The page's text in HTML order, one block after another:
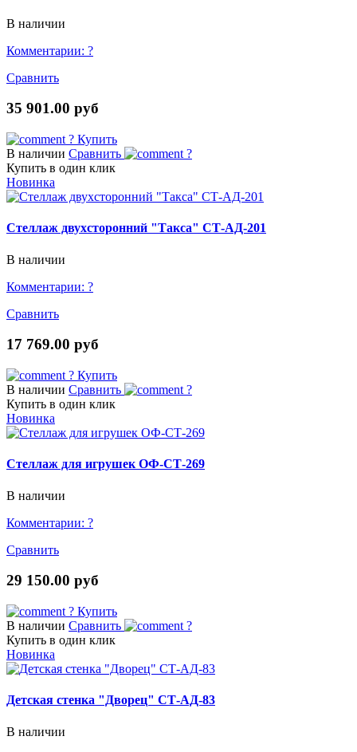
В наличии
Комментарии: ?
Сравнить
35 901.00 руб
? Купить
В наличии Сравнить
?
Купить в один клик
Новинка
Стеллаж двухсторонний "Такса" СТ-АД-201
В наличии
Комментарии: ?
Сравнить
17 769.00 руб
? Купить
В наличии Сравнить
?
Купить в один клик
Новинка
Стеллаж для игрушек ОФ-СТ-269
В наличии
Комментарии: ?
Сравнить
29 150.00 руб
? Купить
В наличии Сравнить
?
Купить в один клик
Новинка
Детская стенка "Дворец" СТ-АД-83
В наличии